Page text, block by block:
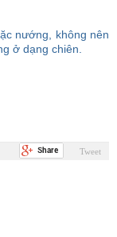
nướng, không nên
ở dạng chiên.
Tweet